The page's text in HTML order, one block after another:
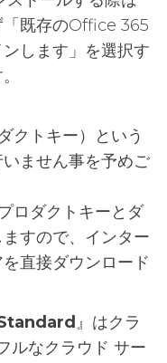
「既存のOffice 365
します」を選択す
クトキー）という
ません事を予めご
ロダクトキーとダ
すので、インター
直接ダウンロード
』はクラ
ルなクラウド サー